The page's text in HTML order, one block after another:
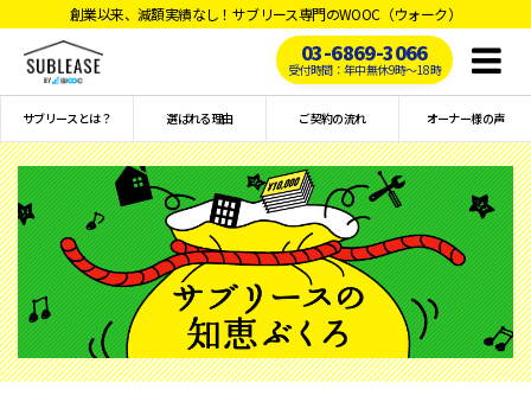
創業以来、減額実績なし！サブリース専門のWOOC（ウォーク）
03-6869-3066
受付時間：年中無休9時〜18時
サブリースとは？ 選ばれる理由 ご契約の流れ オーナー様の声